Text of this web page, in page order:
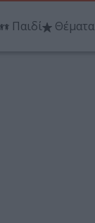
Παιδί Θέματα